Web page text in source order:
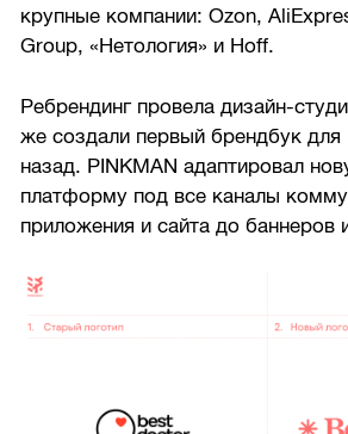
крупные компании: Ozon,
Group, «Нетология» и Hoff.
Ребрендинг провела дизайн-
же создали первый брендбук для
назад. PINKMAN адаптировал
платформу под все каналы
приложения и сайта до баннеров